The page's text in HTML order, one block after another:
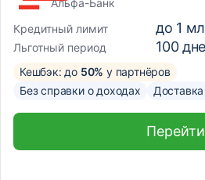
Альфа-Банк
Кредитный лимит
до 1
Льготный период 100
Кешбэк: до 50% у партнёров
Без справки о доходах
Перейти